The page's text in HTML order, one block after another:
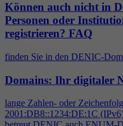
Können auch nicht in
Personen oder
registrieren? FAQ
finden Sie in den DENIC-
Domains: Ihr digitaler
lange Zahlen- oder
2001:DB8::1234:DE:1C